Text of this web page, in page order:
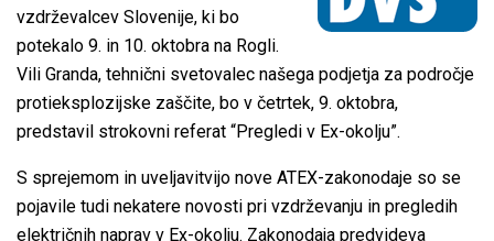
vzdrževalcev Slovenije, ki bo
potekalo 9. in 10. oktobra na Rogli.
Vili Granda, tehnični svetovalec našega podjetja za področje
protieksplozijske zaščite, bo v četrtek, 9. oktobra,
predstavil strokovni referat “Pregledi v Ex-okolju”.
S sprejemom in uveljavitvijo nove ATEX-zakonodaje so se
pojavile tudi nekatere novosti pri vzdrževanju in pregledih
električnih naprav v Ex-okolju. Zakonodaja predvideva